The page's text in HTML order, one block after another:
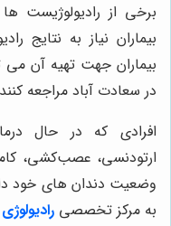
برخی از رادیولوژیست
بیماران نیاز به نتایج
بیماران جهت تهیه آن می
در سعادت آباد مراجعه
افرادی که در حال
ارتودنسی، عصب‌کشی،
وضعیت دندان های خود
به مرکز تخصصی